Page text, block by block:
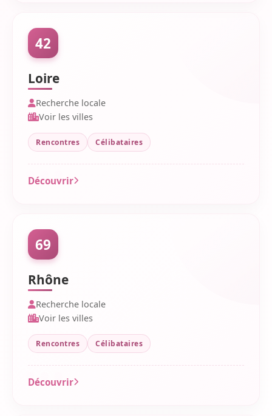
42
Loire
Recherche locale
Voir les villes
Rencontres Célibataires
Découvrir
69
Rhône
Recherche locale
Voir les villes
Rencontres Célibataires
Découvrir